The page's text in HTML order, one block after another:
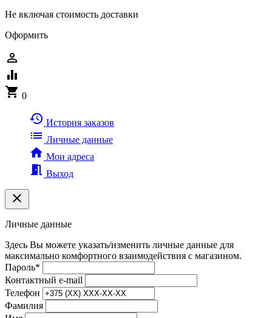
Не включая стоимость доставки
Оформить
person_outline
equalizer
shopping_cart 0
history История заказов
list Личные данные
home Мои адреса
meeting_room Выход
clear
Личные данные
Здесь Вы можете указать/изменить личные данные для
максимально комфортного взаимодействия с магазином.
Пароль*
Контактный e-mail
Телефон
Фамилия